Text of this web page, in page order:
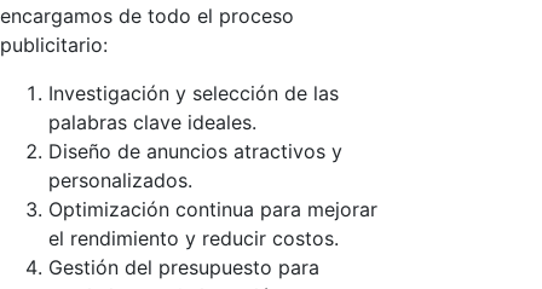
encargamos de todo el proceso
publicitario:
Investigación y selección de las
palabras clave ideales.
Diseño de anuncios atractivos y
personalizados.
Optimización continua para mejorar
el rendimiento y reducir costos.
Gestión del presupuesto para